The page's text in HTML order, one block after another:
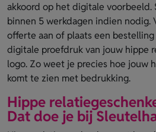
akkoord op het digitale voorbeeld.
binnen 5 werkdagen indien nodig.
offerte aan of plaats een
digitale proefdruk van jouw hippe
logo. Zo weet je precies hoe jouw
komt te zien met bedrukking.
Hippe
Dat doe je bij